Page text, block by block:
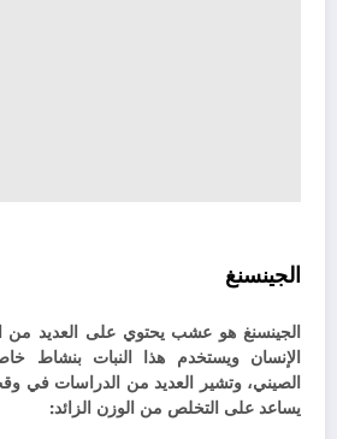
الجينسنغ
الجينسنغ هو عشب يحتوي على العديد من
الإنسان ويستخدم هذا النبات بنشاط
الصيني، وتشير العديد من الدراسات في
يساعد على التخلص من الوزن الزائد: